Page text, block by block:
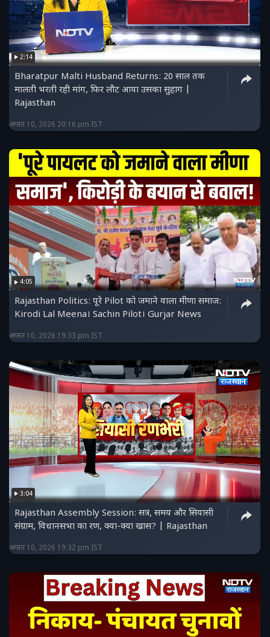
2:14
Bharatpur Malti Husband Returns: 20 साल तक
मालती भरती रही मांग, फिर लौट आया उसका सुहाग |
Rajasthan
अगस्त 10, 2026 20:16 pm IST
4:05
Rajasthan Politics: पूरे Pilot को जमाने वाला मीणा समाज:
Kirodi Lal Meena। Sachin Pilot। Gurjar News
अगस्त 10, 2026 19:33 pm IST
3:04
Rajasthan Assembly Session: सत्र, समय और सियासी
संग्राम, विधानसभा का रण, क्या-क्या खास? | Rajasthan
अगस्त 10, 2026 19:32 pm IST